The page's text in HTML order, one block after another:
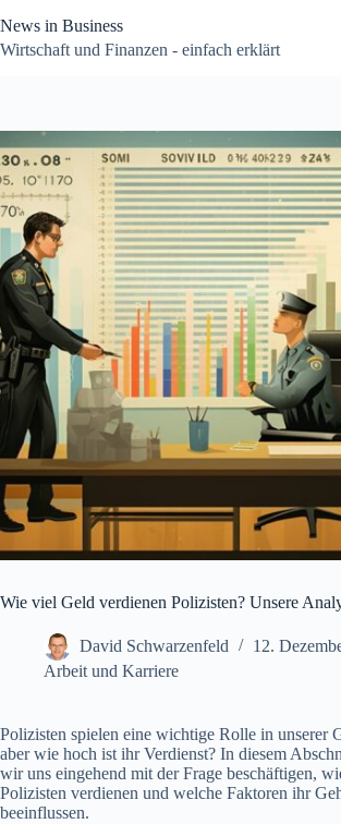
Inhalt
springen
News in Business
Wirtschaft und Finanzen - einfach erklärt
Wie viel Geld verdienen Polizisten? Unsere
David Schwarzenfeld
12.
Arbeit und Karriere
Polizisten spielen eine wichtige Rolle in unserer
aber wie hoch ist ihr Verdienst? In diesem
wir uns eingehend mit der Frage beschäftigen,
Polizisten verdienen und welche Faktoren ihr
beeinflussen.